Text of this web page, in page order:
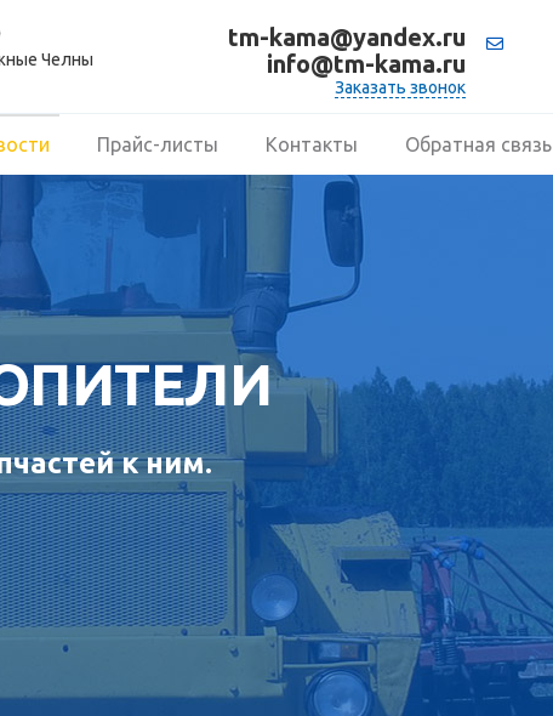
Челны
tm-kama@yandex.ru
info@tm-kama.ru
Заказать звонок
Прайс-листы Контакты Обратная связь
к ним.